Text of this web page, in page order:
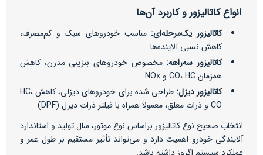
انواع کاتالیزور و کاربرد آن‌ها
کاتالیزور یک‌مرحله‌ای: مناسب خودروهای سبک و کم‌مصرف،
کاهش نسبی آلاینده‌ها
کاتالیزور سه‌راهه: مخصوص خودروهای بنزینی مدرن، کاهش
همزمان CO، HC و NOx
کاتالیزور دیزل:
طراحی شده برای خودروهای دیزلی، کاهش HC،
CO و ذرات معلق، معمولاً همراه با فیلتر ذرات دیزل (DPF)
انتخاب صحیح نوع کاتالیزور براساس نوع موتور، سال تولید و استاندارد
آلایندگی خودرو اهمیت دارد و می‌تواند تأثیر مستقیم بر طول عمر و